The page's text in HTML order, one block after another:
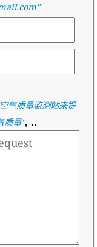
气质量监测站来提
质量", ..